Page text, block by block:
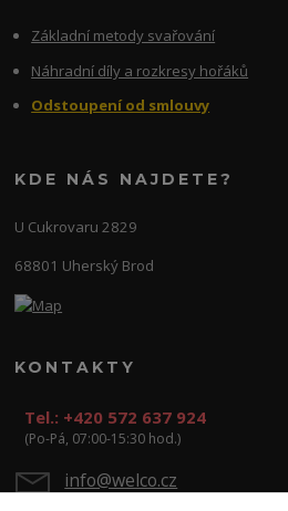
Základní metody svařování
Náhradní díly a rozkresy hořáků
Odstoupení od smlouvy
KDE NÁS NAJDETE?
U Cukrovaru 2829
68801 Uherský Brod
KONTAKTY
Tel.: +420 572 637 924
(Po-Pá, 07:00-15:30 hod.)
info@welco.cz